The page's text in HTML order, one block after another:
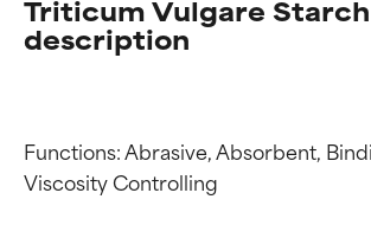
Triticum Vulgare Starch
description
Functions: Abrasive, Absorbent,
Viscosity Controlling